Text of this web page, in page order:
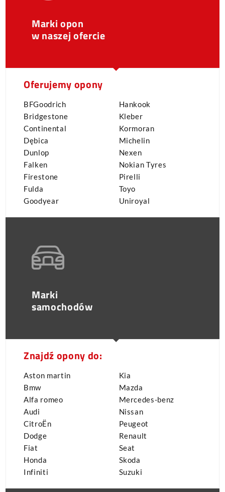
Marki opon
w naszej ofercie
Oferujemy opony
BFGoodrich
Bridgestone
Continental
Dębica
Dunlop
Falken
Firestone
Fulda
Goodyear
Hankook
Kleber
Kormoran
Michelin
Nexen
Nokian Tyres
Pirelli
Toyo
Uniroyal
Marki
samochodów
Znajdź opony do:
Aston martin
Bmw
Alfa romeo
Audi
CitroËn
Dodge
Fiat
Honda
Infiniti
Kia
Mazda
Mercedes-benz
Nissan
Peugeot
Renault
Seat
Skoda
Suzuki